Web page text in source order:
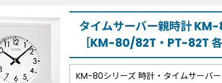
タイムサーバー親時計
［KM-80/82T・PT-82T 各
KM-80シリーズ 時計・タイムサーバ